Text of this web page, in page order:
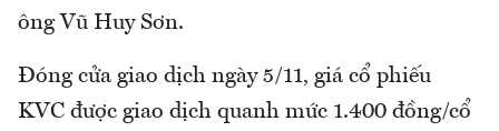
ông Vũ Huy Sơn.
Đóng cửa giao dịch ngày 5/11, giá cổ phiếu
KVC được giao dịch quanh mức 1.400 đồng/cổ